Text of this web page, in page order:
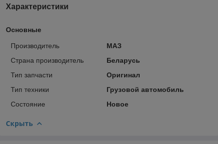
Характеристики
Основные
Производитель
МАЗ
Страна производитель
Беларусь
Тип запчасти
Оригинал
Тип техники
Грузовой автомобиль
Состояние
Новое
Скрыть